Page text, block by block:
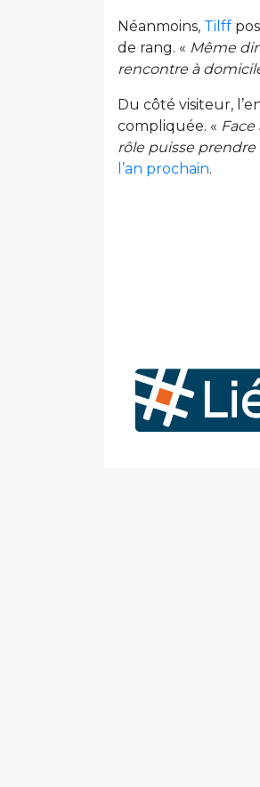
Néanmoins, Tilff
de rang. « Même
rencontre à
Du côté visiteur,
compliquée. «
rôle puisse prendre
l’an prochain.